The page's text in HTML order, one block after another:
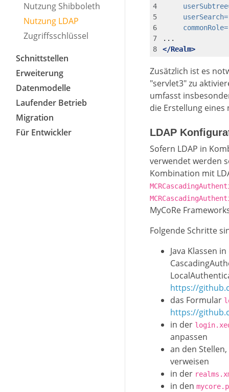
Nutzung Shibboleth
Nutzung LDAP
Zugriffsschlüssel
Schnittstellen
Erweiterung
Datenmodelle
Laufender Betrieb
Migration
Für Entwickler
4
5
6
7
8
userSearch=
commonRole=
</Realm>
Zusätzlich ist es
"servlet3" zu
umfasst
die Erstellung
LDAP
Sofern LDAP in
verwendet werden
Kombination mit
MyCoRe
Folgende Schritte
Java Klassen
https://
das Formular
https://
in der
anpassen
an den
verweisen
in der
in den